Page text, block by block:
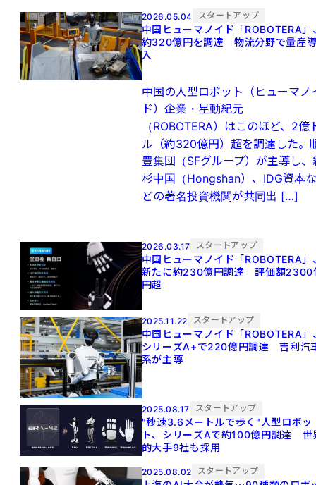
2026.05.04 スタートアップ
中国ヒューマノイド「ROBOTERA」
約320億円を調達 物流分野で量産
入
中国の人型ロボット（ヒューマノ
ド）企業・星動紀元
（ROBOTERA）はこのほど、2億
ル（約320億円）超を調達した。
豊集団（SFグループ）が主導し、
杉中国（Hongshan）、IDG資本な
どの著名投資機関が共同出 […]
2026.03.17 スタートアップ
中国ヒューマノイド「ROBOTERA」
新たに約230億円調達 評価額2300
円超
2025.11.22 スタートアップ
中国ヒューマノイド「ROBOTERA」
シリーズA+で220億円調達 吉利汽
系が主導
2025.08.17 スタートアップ
"秒速3.6メートルで歩く"人型ロボッ
ト、シリーズAで約100億円調達 世
的大手9社も採用
2025.08.02 スタートアップ